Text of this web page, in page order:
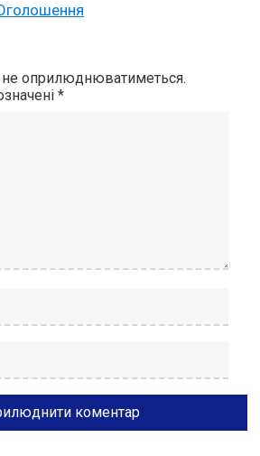
оприлюднюватиметься.
*